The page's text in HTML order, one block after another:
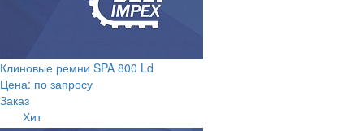
Клиновые ремни SPA 800 Ld
Цена: по запросу
Заказ
Хит